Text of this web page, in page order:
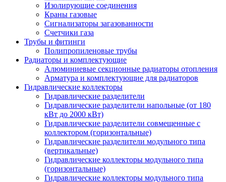
Изолирующие соединения
Краны газовые
Сигнализаторы загазованности
Счетчики газа
Трубы и фитинги
Полипропиленовые трубы
Радиаторы и комплектующие
Алюминиевые секционные радиаторы отопления
Арматура и комплектующие для радиаторов
Гидравлические коллекторы
Гидравлические разделители
Гидравлические разделители напольные (от 180
кВт до 2000 кВт)
Гидравлические разделители совмещенные с
коллектором (горизонтальные)
Гидравлические разделители модульного типа
(вертикальные)
Гидравлические коллекторы модульного типа
(горизонтальные)
Гидравлические коллекторы модульного типа